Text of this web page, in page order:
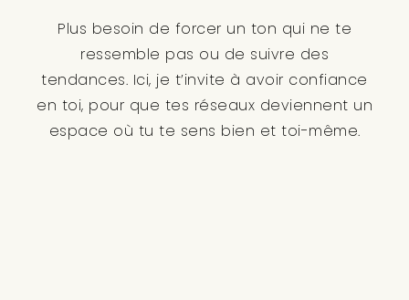
Plus besoin de forcer un ton qui ne te
ressemble pas ou de suivre des
tendances. Ici, je t’invite à avoir confiance
en toi, pour que tes réseaux deviennent un
espace où tu te sens bien et toi-même.